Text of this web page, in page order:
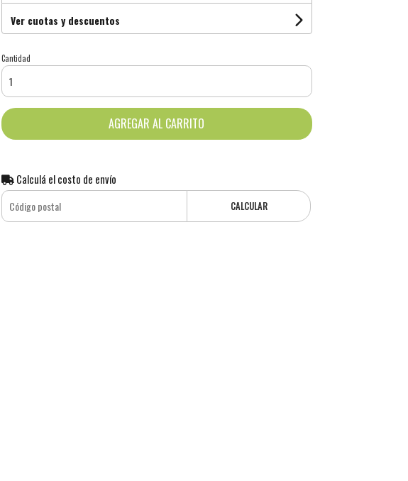
Ver cuotas y descuentos
Cantidad
AGREGAR AL CARRITO
Calculá el costo de envío
CALCULAR